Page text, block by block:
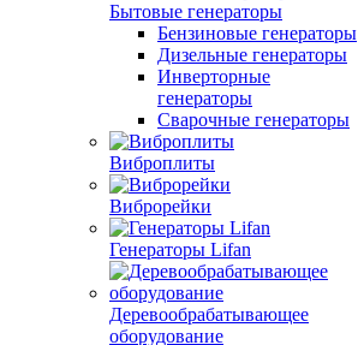
Бытовые генераторы
Бензиновые генераторы
Дизельные генераторы
Инверторные
генераторы
Сварочные генераторы
Виброплиты
Виброрейки
Генераторы Lifan
Деревообрабатывающее
оборудование